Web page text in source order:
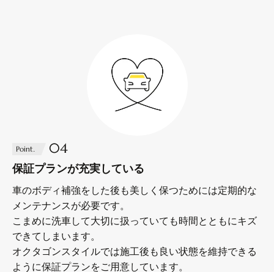
Point. 04
保証プランが充実している
車のボディ補強をした後も美しく保つためには定期的な
メンテナンスが必要です。
こまめに洗車して大切に扱っていても時間とともにキズ
できてしまいます。
オクタゴンスタイルでは施工後も良い状態を維持できる
ように保証プランをご用意しています。